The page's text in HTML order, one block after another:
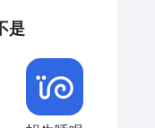
是